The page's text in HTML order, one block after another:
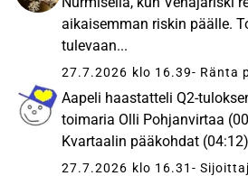
aikaisemman riskin päälle.
tulevaan...
27.7.2026 klo 16.39- Ränta
Aapeli haastatteli Q2-
toimaria Olli Pohjanvirtaa
Kvartaalin pääkohdat
27.7.2026 klo 16.31 -